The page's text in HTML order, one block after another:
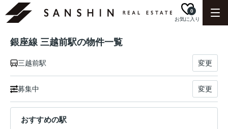
お気に入り
0
銀座線 三越前駅の物件一覧
三越前駅 変更
募集中 変更
おすすめの駅